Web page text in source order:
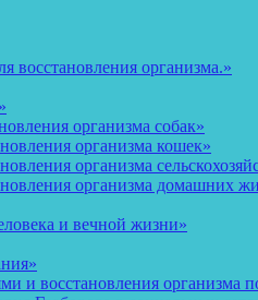
восстановления организма.»
организма собак»
организма кошек»
организма
организма домашних
и вечной жизни»
восстановления организма